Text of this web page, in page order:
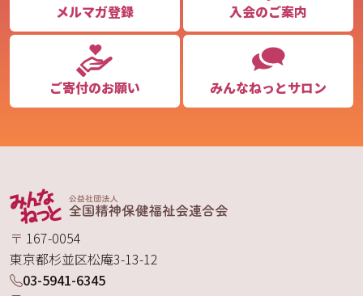
メルマガ登録 入会のご案内
ご寄付のお願い みんなねっとサロン
〒 167-0054
東京都杉並区松庵3-13-12
03-5941-6345